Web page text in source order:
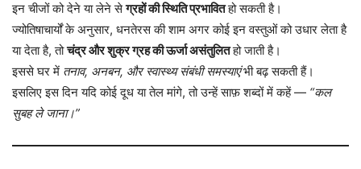
इन चीजों को देने या लेने सेग्रहों की स्थिति प्रभावितहो सकती है।
ज्योतिषाचार्यों के अनुसार, धनतेरस की शाम अगर कोई इन वस्तुओं को उधार लेता है
या देता है, तोचंद्र और शुक्र ग्रह की ऊर्जा असंतुलितहो जाती है।
इससे घर में तनाव, अनबन, और स्वास्थ्य संबंधी समस्याएंभी बढ़ सकती हैं।
इसलिए इस दिन यदि कोई दूध या तेल मांगे, तो उन्हें साफ़ शब्दों में कहें — “कल
सुबह ले जाना।”